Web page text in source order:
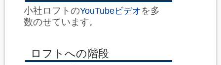
小社ロフトのYouTubeビデオ を多
数のせています。
ロフトへの階段